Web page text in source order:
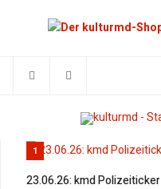
1
23.06.26: kmd Polizeiticker